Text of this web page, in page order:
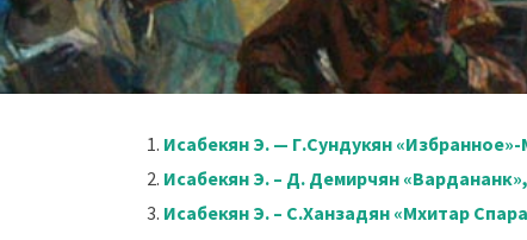
Исабекян Э. — Г.Сундукян
Исабекян Э. – Д. Демирчян
Исабекян Э. – С.Ханзадян «Мхитар